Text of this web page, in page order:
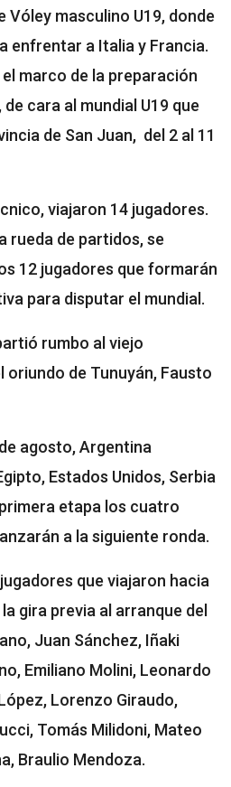
Vóley masculino U19, donde
enfrentar a Italia y Francia.
marco de la preparación
cara al mundial U19 que
de San Juan, del 2 al 11
viajaron 14 jugadores.
rueda de partidos, se
12 jugadores que formarán
para disputar el mundial.
rumbo al viejo
de Tunuyán, Fausto
agosto, Argentina
Estados Unidos, Serbia
etapa los cuatro
a la siguiente ronda.
que viajaron hacia
gira previa al arranque del
Juan Sánchez, Iñaki
Emiliano Molini, Leonardo
Lorenzo Giraudo,
Tomás Milidoni, Mateo
Braulio Mendoza.